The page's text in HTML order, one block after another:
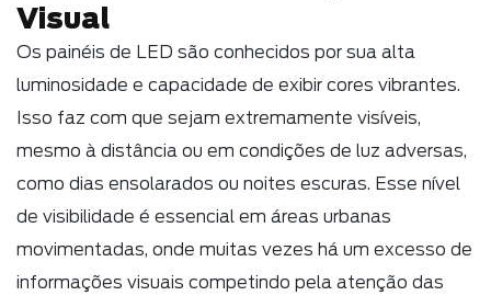
Visual
Os painéis de LED são conhecidos por sua alta
luminosidade e capacidade de exibir cores vibrantes.
Isso faz com que sejam extremamente visíveis,
mesmo à distância ou em condições de luz adversas,
como dias ensolarados ou noites escuras. Esse nível
de visibilidade é essencial em áreas urbanas
movimentadas, onde muitas vezes há um excesso de
informações visuais competindo pela atenção das